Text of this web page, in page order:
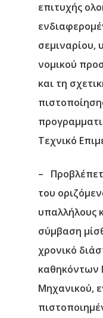
επιτυχής
σεμιναρίου,
νομικού
και τη
Τεχνικό
–
του
υπαλλήλους
σύμβαση
χρονικό
καθηκόντων
Μηχανικού,